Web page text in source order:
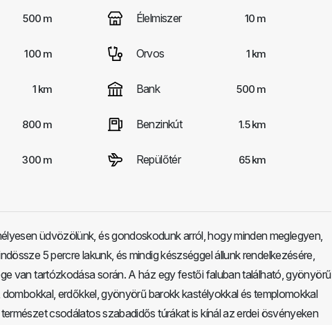
500 m Élelmiszer 10 m
100 m Orvos 1 km
1 km Bank 500 m
800 m Benzinkút 1.5 km
300 m Repülőtér 65 km
üdvözölünk, és gondoskodunk arról, hogy minden meglegyen,
5 percre lakunk, és mindig készséggel állunk rendelkezésére,
van tartózkodása során. A ház egy festői faluban található, gyönyörű
erdőkkel, gyönyörű barokk kastélyokkal és templomokkal
csodálatos szabadidős túrákat is kínál az erdei ösvényeken